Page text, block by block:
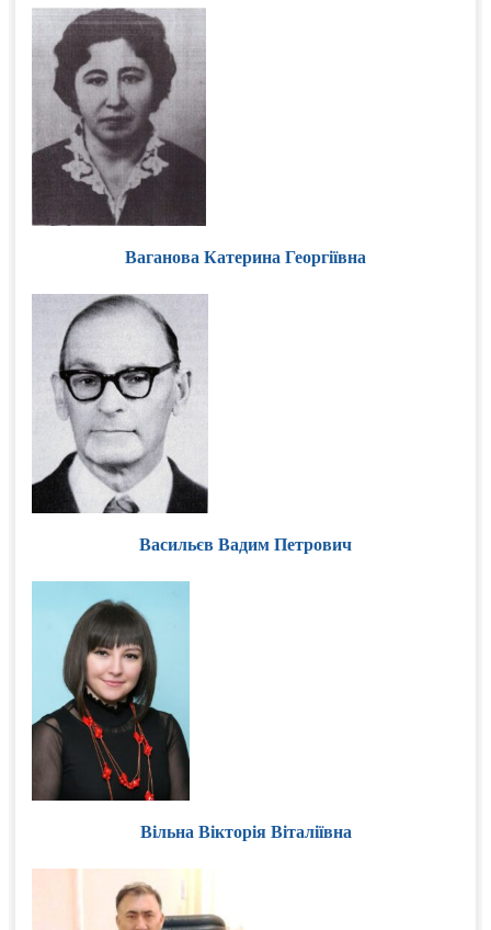
Ваганова Катерина Георгіївна
Васильєв Вадим Петрович
Вільна Вікторія Віталіївна